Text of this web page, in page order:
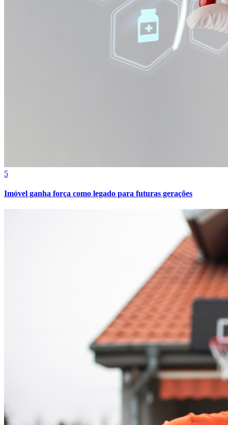
Atlético-MG
5
Imóvel ganha força como legado para futuras gerações